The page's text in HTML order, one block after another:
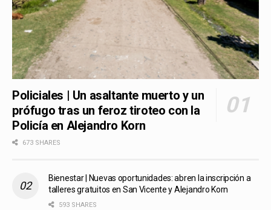
Policiales | Un asaltante muerto y un
prófugo tras un feroz tiroteo con la
Policía en Alejandro Korn
673 SHARES
Bienestar | Nuevas oportunidades: abren la inscripción a
talleres gratuitos en San Vicente y Alejandro Korn
593 SHARES